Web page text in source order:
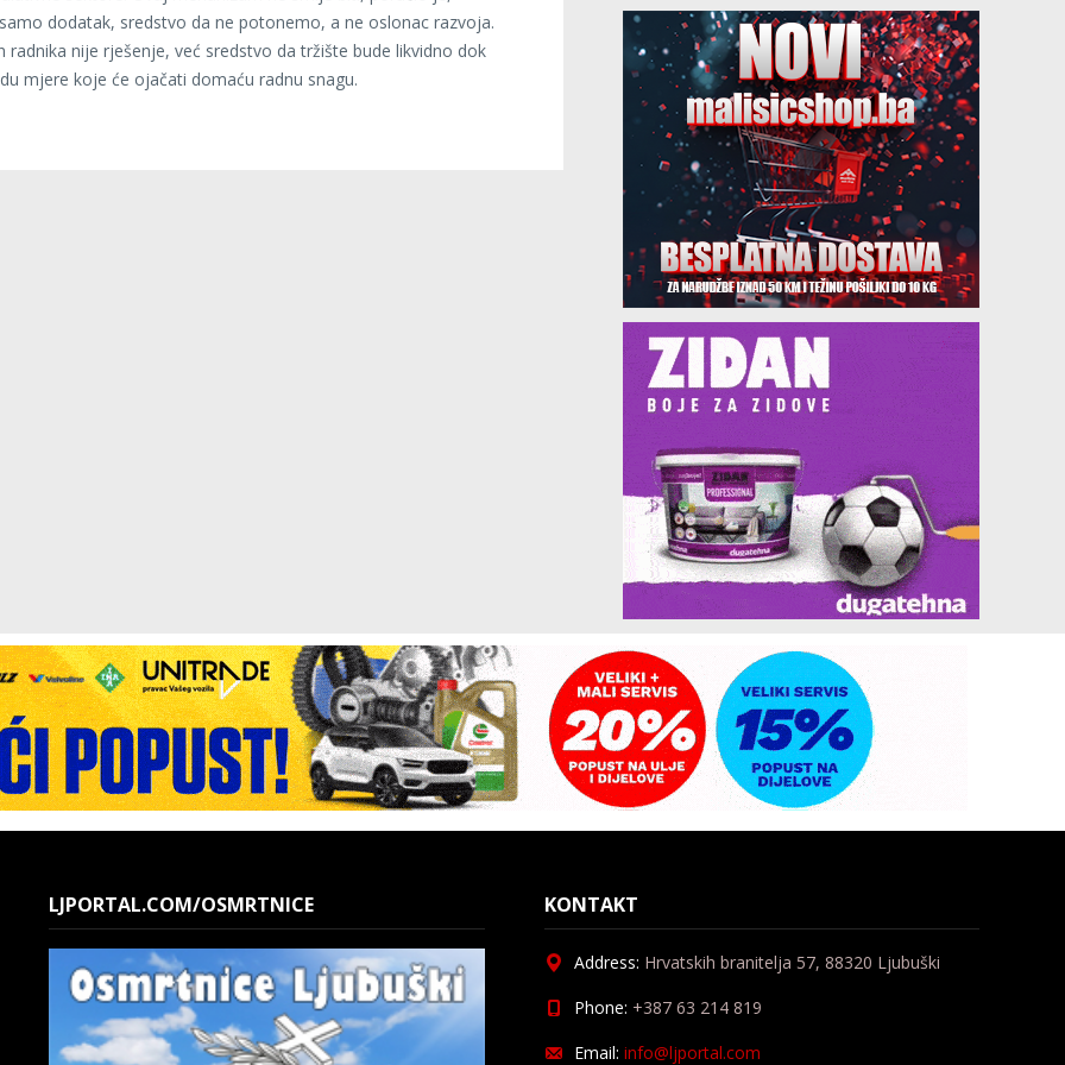
dodatak, sredstvo da ne potonemo, a ne oslonac razvoja.
radnika nije rješenje, već sredstvo da tržište bude likvidno dok
mjere koje će ojačati domaću radnu snagu.
LJPORTAL.COM/OSMRTNICE KONTAKT
Address: Hrvatskih branitelja 57, 88320 Ljubuški
Phone: +387 63 214 819
Email: info@ljportal.com